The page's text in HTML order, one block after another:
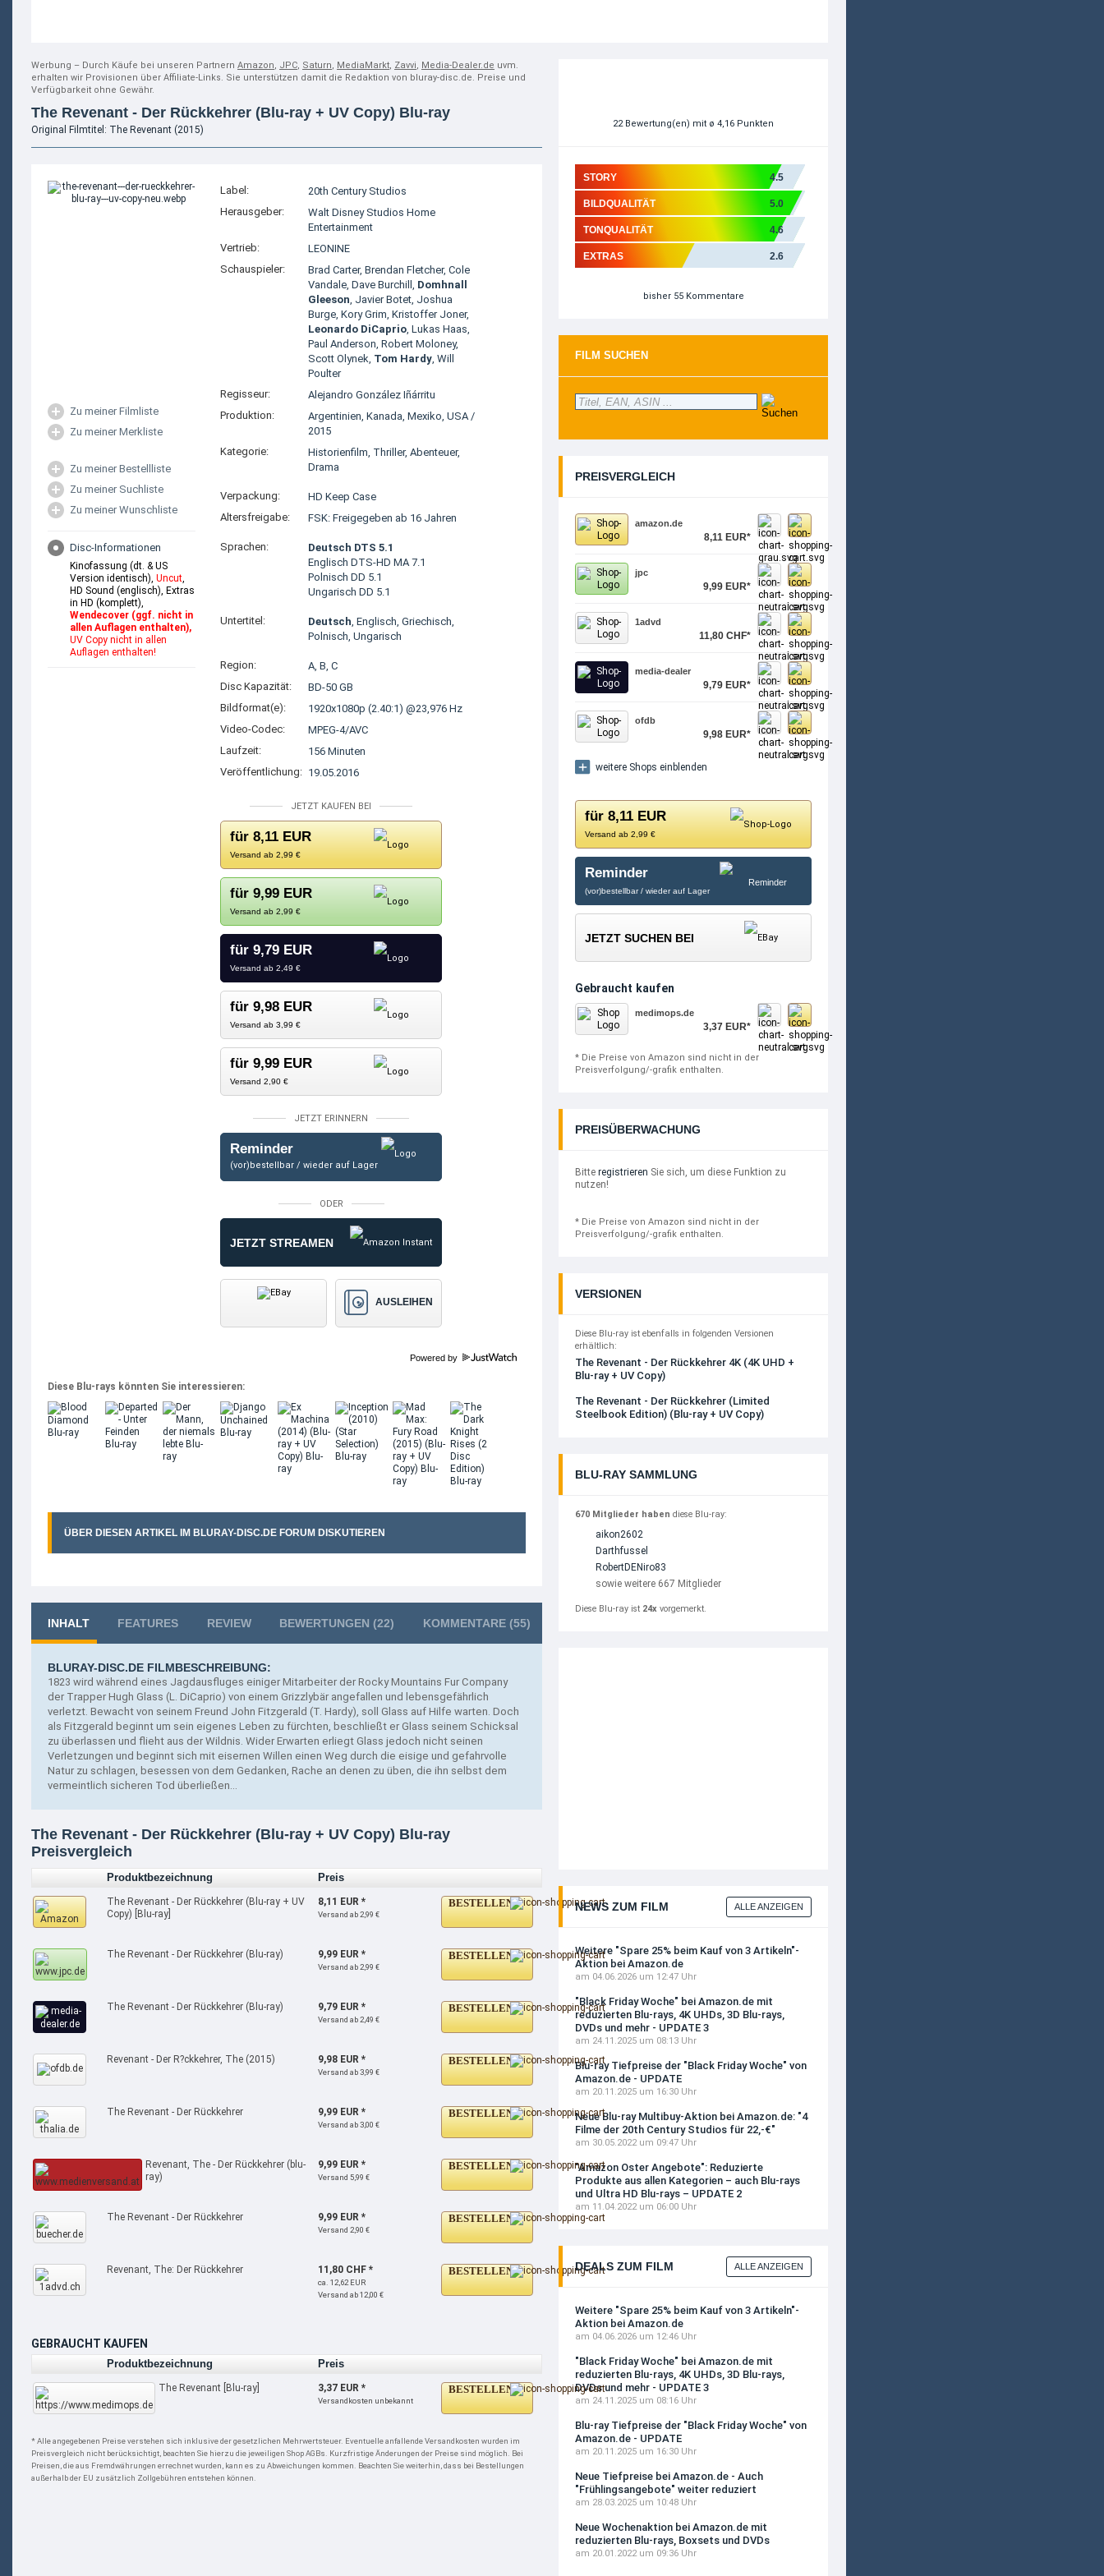
Werbung – Durch Käufe bei unseren Partnern Amazon, JPC, Saturn, MediaMarkt, Zavvi, Media-Dealer.de uvm.
erhalten wir Provisionen über Affiliate-Links. Sie unterstützen damit die Redaktion von bluray-disc.de. Preise und
Verfügbarkeit ohne Gewähr.
The Revenant - Der Rückkehrer (Blu-ray + UV Copy) Blu-ray
Original Filmtitel: The Revenant (2015)
Zu meiner Filmliste
Zu meiner Merkliste
Zu meiner Bestellliste
Zu meiner Suchliste
Zu meiner Wunschliste
Disc-Informationen
Kinofassung (dt. & US
Version identisch), Uncut,
HD Sound (englisch), Extras
in HD (komplett),
Wendecover (ggf. nicht in
allen Auflagen enthalten),
UV Copy nicht in allen
Auflagen enthalten!
Label:
20th Century Studios
Herausgeber:
Walt Disney Studios Home
Entertainment
Vertrieb:
LEONINE
Schauspieler:
Brad Carter, Brendan Fletcher, Cole
Vandale, Dave Burchill , Domhnall
Gleeson, Javier Botet, Joshua
Burge, Kory Grim, Kristoffer Joner,
Leonardo DiCaprio, Lukas Haas,
Paul Anderson, Robert Moloney,
Scott Olynek, Tom Hardy, Will
Poulter
Regisseur:
Alejandro González Iñárritu
Produktion:
Argentinien, Kanada, Mexiko, USA/
2015
Kategorie:
Historienfilm, Thriller, Abenteuer,
Drama
Verpackung:
HD Keep Case
Altersfreigabe:
FSK: Freigegeben ab 16 Jahren
Sprachen:
Deutsch DTS 5.1
Englisch DTS-HD MA 7.1
Polnisch DD 5.1
Ungarisch DD 5.1
Untertitel: Deutsch, Englisch, Griechisch,
Polnisch, Ungarisch
Region:
A, B, C
Disc Kapazität:
BD-50 GB
Bildformat(e):
1920x1080p (2.40:1) @23,976 Hz
Video-Codec:
MPEG-4/AVC
Laufzeit:
156 Minuten
Veröffentlichung: 19.05.2016
JETZT KAUFEN BEI
für 8,11 EUR
Versand ab 2,99 €
für 9,99 EUR
Versand ab 2,99 €
für 9,79 EUR
Versand ab 2,49 €
für 9,98 EUR
Versand ab 3,99 €
für 9,99 EUR
Versand 2,90 €
JETZT ERINNERN
Reminder
(vor)bestellbar / wieder auf Lager
ODER
JETZT STREAMEN
AUSLEIHEN
Powered by
Diese Blu-rays könnten Sie interessieren:
ÜBER DIESEN ARTIKEL IM BLURAY-DISC.DE FORUM DISKUTIEREN
INHALT FEATURES REVIEW BEWERTUNGEN (22) KOMMENTARE(55)
BLURAY-DISC.DE FILMBESCHREIBUNG:
1823 wird während eines Jagdausfluges einiger Mitarbeiter der Rocky Mountains Fur Company
der Trapper Hugh Glass (L. DiCaprio) von einem Grizzlybär angefallen und lebensgefährlich
verletzt. Bewacht von seinem Freund John Fitzgerald (T. Hardy), soll Glass auf Hilfe warten. Doch
als Fitzgerald beginnt um sein eigenes Leben zu fürchten, beschließt er Glass seinem Schicksal
zu überlassen und flieht aus der Wildnis. Wider Erwarten erliegt Glass jedoch nicht seinen
Verletzungen und beginnt sich mit eisernen Willen einen Weg durch die eisige und gefahrvolle
Natur zu schlagen, besessen von dem Gedanken, Rache an denen zu üben, die ihn selbst dem
vermeintlich sicheren Tod überließen...
The Revenant - Der Rückkehrer (Blu-ray + UV Copy) Blu-ray
Preisvergleich
Produktbezeichnung Preis
The Revenant - Der Rückkehrer (Blu-ray + UV
Copy) [Blu-ray]
8,11 EUR *
Versand ab 2,99 €
BESTELLEN
The Revenant - Der Rückkehrer (Blu-ray) 9,99 EUR *
Versand ab 2,99 €
BESTELLEN
The Revenant - Der Rückkehrer (Blu-ray) 9,79 EUR *
Versand ab 2,49 €
BESTELLEN
Revenant - Der R?ckkehrer, The (2015) 9,98 EUR *
Versand ab 3,99 €
BESTELLEN
The Revenant - Der Rückkehrer 9,99 EUR *
Versand ab 3,00 €
BESTELLEN
Revenant, The - Der Rückkehrer (blu-
ray)
9,99 EUR *
Versand 5,99 €
BESTELLEN
The Revenant - Der Rückkehrer 9,99 EUR *
Versand 2,90 €
BESTELLEN
Revenant, The: Der Rückkehrer 11,80 CHF *
ca. 12,62 EUR
Versand ab 12,00 €
BESTELLEN
GEBRAUCHT KAUFEN
Produktbezeichnung Preis
The Revenant [Blu-ray] 3,37 EUR *
Versandkosten unbekannt
BESTELLEN
* Alle angegebenen Preise verstehen sich inklusive der gesetzlichen Mehrwertsteuer. Eventuelle anfallende Versandkosten wurden im
Preisvergleich nicht berücksichtigt, beachten Sie hierzu die jeweiligen Shop AGBs. Kurzfristige Änderungen der Preise sind möglich. Bei
Preisen, die aus Fremdwährungen errechnet wurden, kann es zu Abweichungen kommen. Beachten Sie weiterhin, dass bei Bestellungen
außerhalb der EU zusätzlich Zollgebühren entstehen können.
22 Bewertung(en) mit ø 4,16 Punkten
STORY 4.5
BILDQUALITÄT 5.0
TONQUALITÄT 4.6
EXTRAS 2.6
bisher 55 Kommentare
FILM SUCHEN
PREISVERGLEICH
amazon.de
8,11 EUR*
jpc
9,99 EUR*
1advd
11,80 CHF*
media-dealer
9,79 EUR*
ofdb
9,98 EUR*
weitere Shops einblenden
für 8,11 EUR
Versand ab 2,99 €
Reminder
(vor)bestellbar / wieder auf Lager
JETZT SUCHEN BEI
Gebraucht kaufen
medimops.de
3,37 EUR*
* Die Preise von Amazon sind nicht in der
Preisverfolgung/-grafik enthalten.
PREISÜBERWACHUNG
Bitte registrieren Sie sich, um diese Funktion zu
nutzen!
* Die Preise von Amazon sind nicht in der
Preisverfolgung/-grafik enthalten.
VERSIONEN
Diese Blu-ray ist ebenfalls in folgenden Versionen
erhältlich:
The Revenant - Der Rückkehrer 4K (4K UHD +
Blu-ray + UV Copy)
The Revenant - Der Rückkehrer (Limited
Steelbook Edition) (Blu-ray + UV Copy)
BLU-RAY SAMMLUNG
670 Mitglieder haben diese Blu-ray:
aikon2602
Darthfussel
RobertDENiro83
sowie weitere 667 Mitglieder
Diese Blu-ray ist 24x vorgemerkt.
NEWS ZUM FILM ALLE ANZEIGEN
Weitere "Spare 25% beim Kauf von 3 Artikeln"-
Aktion bei Amazon.de
am 04.06.2026 um 12:47 Uhr
"Black Friday Woche" bei Amazon.de mit
reduzierten Blu-rays, 4K UHDs, 3D Blu-rays,
DVDs und mehr - UPDATE 3
am 24.11.2025 um 08:13 Uhr
Blu-ray Tiefpreise der "Black Friday Woche" von
Amazon.de - UPDATE
am 20.11.2025 um 16:30 Uhr
Neue Blu-ray Multibuy-Aktion bei Amazon.de: "4
Filme der 20th Century Studios für 22,-€"
am 30.05.2022 um 09:47 Uhr
"Amazon Oster Angebote": Reduzierte
Produkte aus allen Kategorien – auch Blu-rays
und Ultra HD Blu-rays – UPDATE 2
am 11.04.2022 um 06:00 Uhr
DEALS ZUM FILM ALLE ANZEIGEN
Weitere "Spare 25% beim Kauf von 3 Artikeln"-
Aktion bei Amazon.de
am 04.06.2026 um 12:46 Uhr
"Black Friday Woche" bei Amazon.de mit
reduzierten Blu-rays, 4K UHDs, 3D Blu-rays,
DVDs und mehr - UPDATE 3
am 24.11.2025 um 08:16 Uhr
Blu-ray Tiefpreise der "Black Friday Woche" von
Amazon.de - UPDATE
am 20.11.2025 um 16:30 Uhr
Neue Tiefpreise bei Amazon.de - Auch
"Frühlingsangebote" weiter reduziert
am 28.03.2025 um 10:48 Uhr
Neue Wochenaktion bei Amazon.de mit
reduzierten Blu-rays, Boxsets und DVDs
am 20.01.2022 um 09:36 Uhr